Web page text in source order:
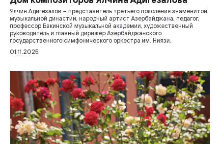
Ялчин Адигезалов – представитель третьего поколения знаменитой
музыкальной династии, народный артист Азербайджана, педагог,
профессор Бакинской музыкальной академии, художественный
руководитель и главный дирижер Азербайджанского
государственного симфонического оркестра им. Ниязи.
01.11.2025